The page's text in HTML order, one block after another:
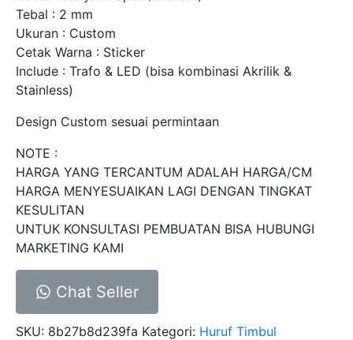
Tebal : 2 mm
Ukuran : Custom
Cetak Warna : Sticker
Include : Trafo & LED (bisa kombinasi Akrilik &
Stainless)
Design Custom sesuai permintaan
NOTE :
HARGA YANG TERCANTUM ADALAH HARGA/CM
HARGA MENYESUAIKAN LAGI DENGAN TINGKAT
KESULITAN
UNTUK KONSULTASI PEMBUATAN BISA HUBUNGI
MARKETING KAMI
Chat Seller
SKU: 8b27b8d239fa Kategori: Huruf Timbul